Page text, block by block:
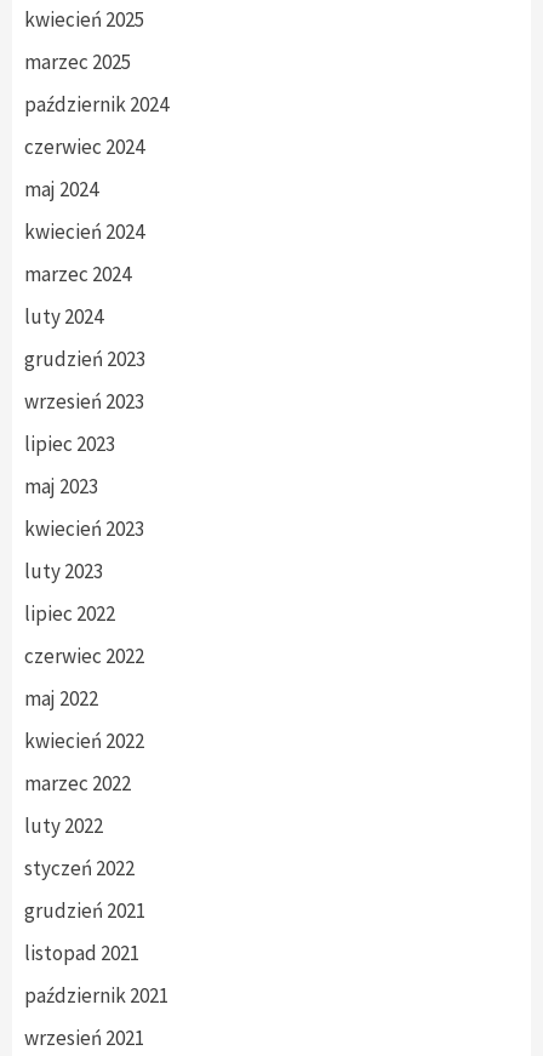
kwiecień 2025
marzec 2025
październik 2024
czerwiec 2024
maj 2024
kwiecień 2024
marzec 2024
luty 2024
grudzień 2023
wrzesień 2023
lipiec 2023
maj 2023
kwiecień 2023
luty 2023
lipiec 2022
czerwiec 2022
maj 2022
kwiecień 2022
marzec 2022
luty 2022
styczeń 2022
grudzień 2021
listopad 2021
październik 2021
wrzesień 2021